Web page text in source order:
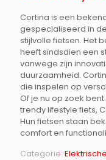
Cortina is een
gespecialiseerd in
stijlvolle fietsen. Het
heeft sindsdien een
vanwege zijn
duurzaamheid.
die inspelen op
Of je nu op zoek
trendy lifestyle fiets,
Hun fietsen staan
comfort en
Categorie: